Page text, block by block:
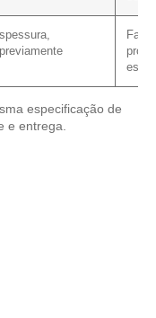
especificação de
e entrega.
compatível para